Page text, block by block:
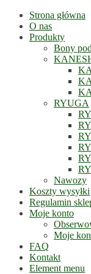
Strona główna
O nas
Produkty
Bony
RYUGA
Nawozy
Koszty wysyłki
Regulamin
Moje konto
Moje
FAQ
Kontakt
Element menu